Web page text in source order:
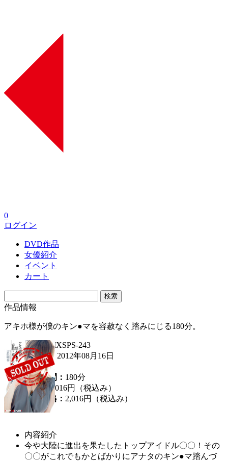
0
ログイン
DVD作品
女優紹介
イベント
カート
作品情報
アキホ様が僕のキン●マを容赦なく踏みにじる180分。
品番：MXSPS-243
発売日： 2012年08月16日
女優：
収録時間： 180分
定価：2,016円（税込み）
販売価格： 2,016円 （税込み）
内容紹介
今や大陸に進出を果たしたトップアイドル〇〇！その
〇〇がこれでもかとばかりにアナタのキン●マ踏んづ